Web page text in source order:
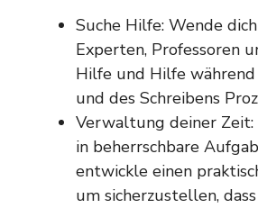
Suche Hilfe: Wende
Experten, Professoren
Hilfe und Hilfe während
und des Schreibens
Verwaltung deiner
in beherrschbare
entwickle einen
um sicherzustellen,